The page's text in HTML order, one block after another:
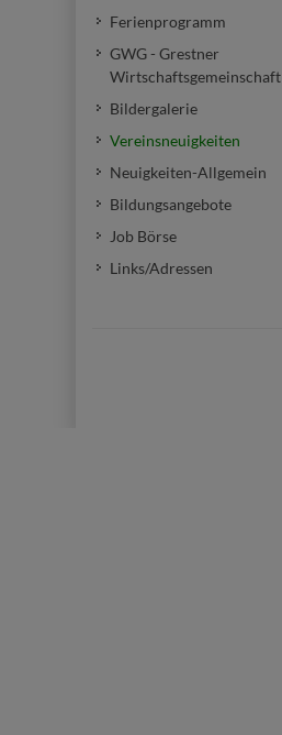
Ferienprogramm
GWG - Grestner
Wirtschaftsgemeinschaft
Bildergalerie
Vereinsneuigkeiten
Neuigkeiten-Allgemein
Bildungsangebote
Job Börse
Links/Adressen